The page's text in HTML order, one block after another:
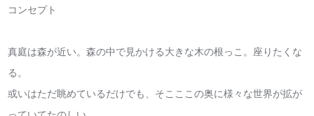
コンセプト
真庭は森が近い。森の中で見かける大きな木の根っこ。座りたくな
る。
或いはただ眺めているだけでも、そこここの奥に様々な世界が拡が